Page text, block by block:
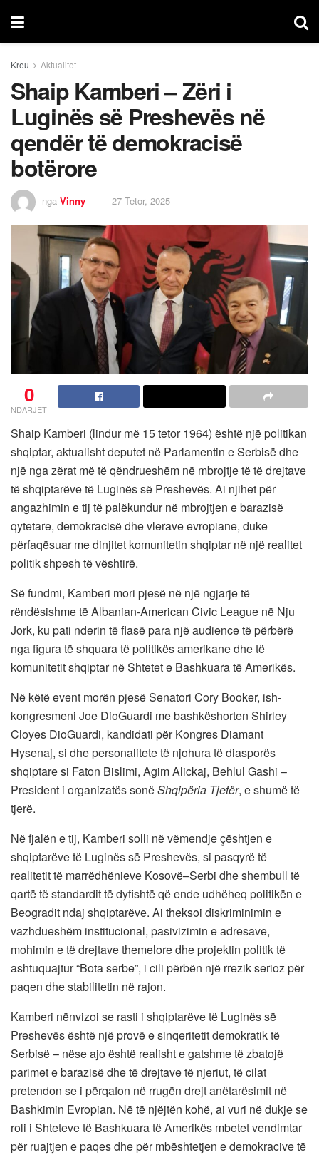
Kreu Aktualitet
Shaip Kamberi – Zëri i
Luginës së Preshevës në
qendër të demokracisë
botërore
nga Vinny 27 Tetor, 2025
0
NDARJET
Shaip Kamberi (lindur më 15 tetor 1964) është një politikan
shqiptar, aktualisht deputet në Parlamentin e Serbisë dhe
një nga zërat më të qëndrueshëm në mbrojtje të të drejtave
të shqiptarëve të Luginës së Preshevës. Ai njihet për
angazhimin e tij të palëkundur në mbrojtjen e barazisë
qytetare, demokracisë dhe vlerave evropiane, duke
përfaqësuar me dinjitet komunitetin shqiptar në një realitet
politik shpesh të vështirë.
Së fundmi, Kamberi mori pjesë në një ngjarje të
rëndësishme të Albanian-American Civic League në Nju
Jork, ku pati nderin të flasë para një audience të përbërë
nga figura të shquara të politikës amerikane dhe të
komunitetit shqiptar në Shtetet e Bashkuara të Amerikës.
Në këtë event morën pjesë Senatori Cory Booker, ish-
kongresmeni Joe DioGuardi me bashkëshorten Shirley
Cloyes DioGuardi, kandidati për Kongres Diamant
Hysenaj, si dhe personalitete të njohura të diasporës
shqiptare si Faton Bislimi, Agim Alickaj, Behlul Gashi –
President i organizatës sonëShqipëria Tjetër, e shumë të
tjerë.
Në fjalën e tij, Kamberi solli në vëmendje çështjen e
shqiptarëve të Luginës së Preshevës, si pasqyrë të
realitetit të marrëdhënieve Kosovë–Serbi dhe shembull të
qartë të standardit të dyfishtë që ende udhëheq politikën e
Beogradit ndaj shqiptarëve. Ai theksoi diskriminimin e
vazhdueshëm institucional, pasivizimin e adresave,
mohimin e të drejtave themelore dhe projektin politik të
ashtuquajtur “Bota serbe”, i cili përbën një rrezik serioz për
paqen dhe stabilitetin në rajon.
Kamberi nënvizoi se rasti i shqiptarëve të Luginës së
Preshevës është një provë e sinqeritetit demokratik të
Serbisë – nëse ajo është realisht e gatshme të zbatojë
parimet e barazisë dhe të drejtave të njeriut, të cilat
pretendon se i përqafon në rrugën drejt anëtarësimit në
Bashkimin Evropian. Në të njëjtën kohë, ai vuri në dukje se
roli i Shteteve të Bashkuara të Amerikës mbetet vendimtar
për ruajtjen e paqes dhe për mbështetjen e demokracive të